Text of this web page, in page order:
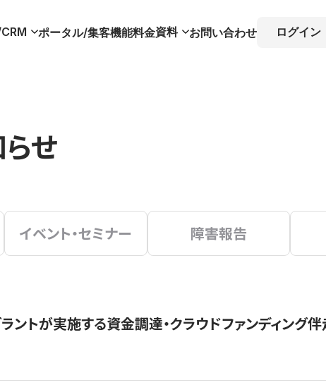
ポータル/集客機能料金資料 お問い合わせ ログイン
せ
イベント・セミナー 障害報告
ントが実施する資金調達・クラウドファンディング